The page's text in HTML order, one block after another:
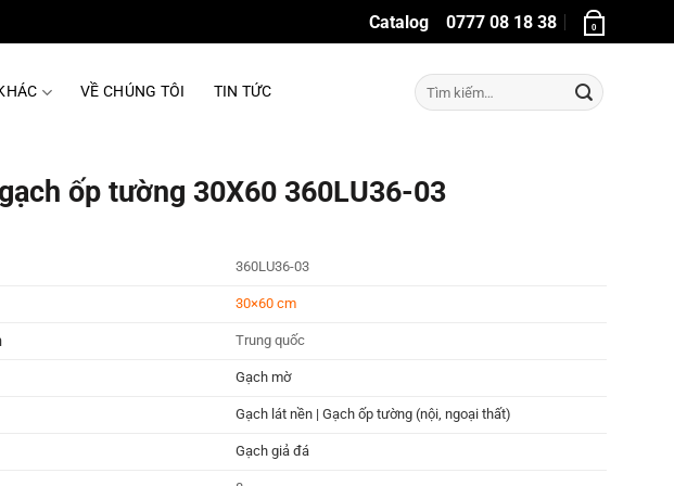
Catalog 0777 08 18 38 0
VỀ CHÚNG TÔI TIN TỨC
Tìm
kiếm:
ốp tường 30X60 360LU36-03
360LU36-03
30×60 cm
Trung quốc
Gạch mờ
Gạch lát nền | Gạch ốp tường (nội, ngoại thất)
Gạch giả đá